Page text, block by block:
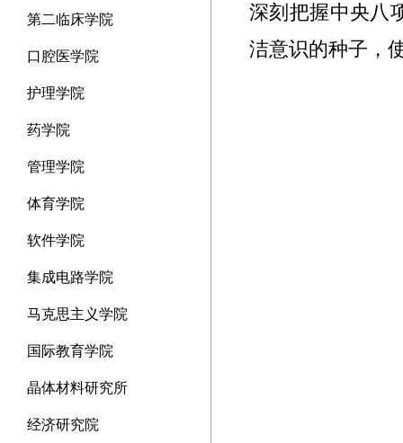
第二临床学院
口腔医学院
护理学院
药学院
管理学院
体育学院
软件学院
集成电路学院
马克思主义学院
国际教育学院
晶体材料研究所
经济研究院
深刻把握中央八
洁意识的种子，